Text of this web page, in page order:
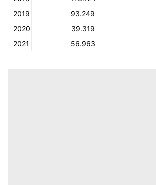
2019
93.249
2020
39.319
2021
56.963